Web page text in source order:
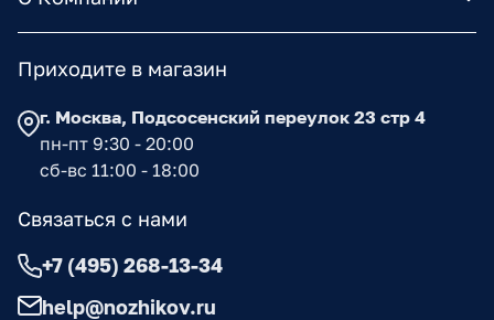
Приходите в магазин
г. Москва, Подсосенский переулок 23 стр 4
пн-пт 9:30 - 20:00
сб-вс 11:00 - 18:00
Связаться с нами
+7 (495) 268-13-34
help@nozhikov.ru